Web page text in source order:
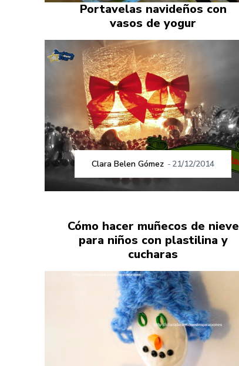
Portavelas navideños con
vasos de yogur
Clara Belen Gómez - 21/12/2014
Cómo hacer muñecos de nieve
para niños con plastilina y
cucharas